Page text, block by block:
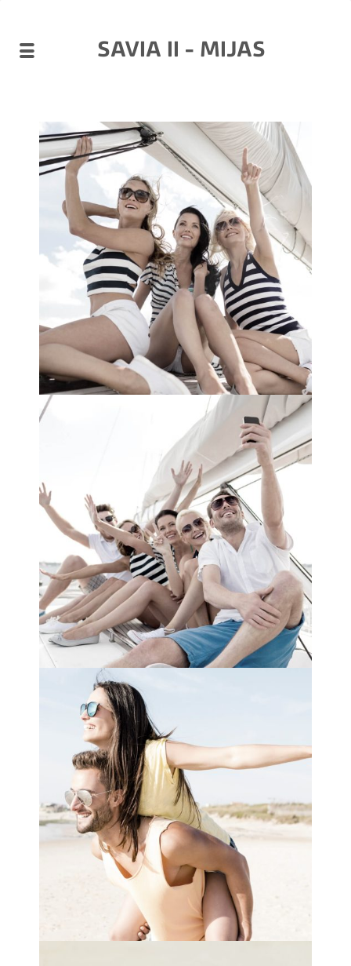
SAVIA II - MIJAS